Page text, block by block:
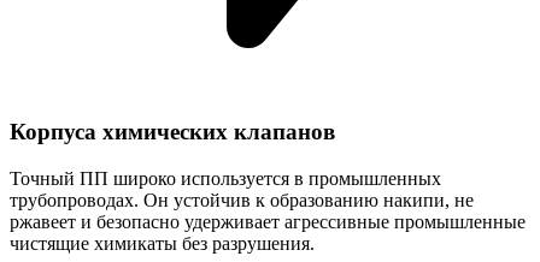
Корпуса химических клапанов
Точный ПП широко используется в промышленных
трубопроводах. Он устойчив к образованию накипи, не
ржавеет и безопасно удерживает агрессивные промышленные
чистящие химикаты без разрушения.